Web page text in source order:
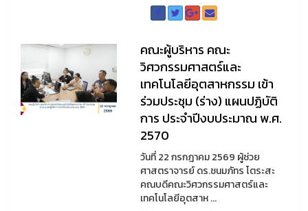
คณะผู้บริหาร คณะ
วิศวกรรมศาสตร์และ
เทคโนโลยีอุตสาหกรรม เข้า
ร่วมประชุม (ร่าง) แผนปฏิบัติ
การ ประจำปีงบประมาณ พ.ศ.
2570
วันที่ 22 กรกฎาคม 2569 ผู้ช่วย
ศาสตราจารย์ ดร.ชนมภัทร โตระสะ
คณบดีคณะวิศวกรรมศาสตร์และ
เทคโนโลยีอุตสาห ...